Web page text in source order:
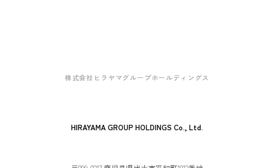
株式会社ヒラヤマグループホールディングス
HIRAYAMA GROUP HOLDINGS Co., Ltd.